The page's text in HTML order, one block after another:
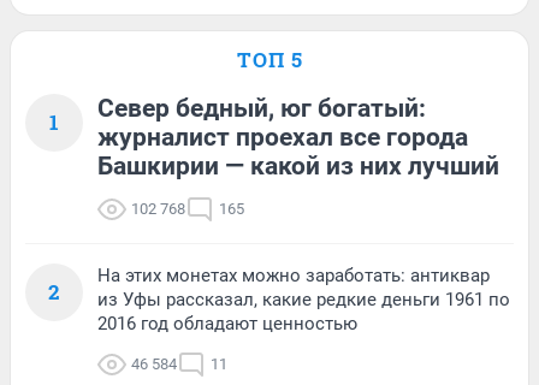
ТОП 5
1
Север бедный, юг богатый:
журналист проехал все города
Башкирии — какой из них лучший
102 768 165
2
На этих монетах можно заработать: антиквар
из Уфы рассказал, какие редкие деньги 1961 по
2016 год обладают ценностью
46 584 11